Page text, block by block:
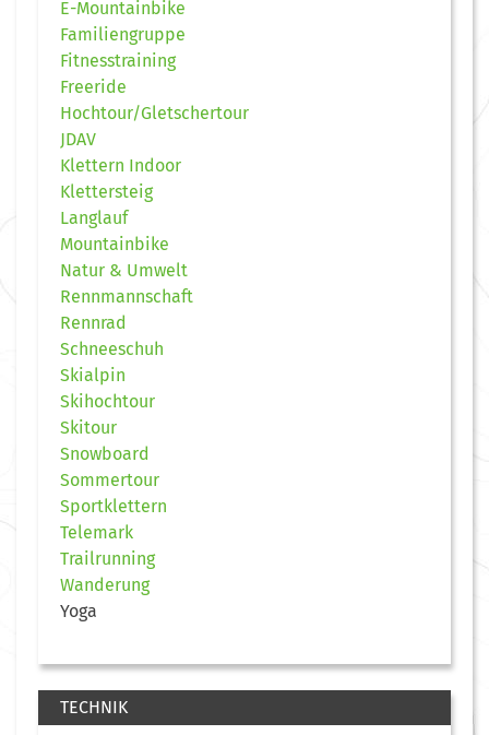
E-Mountainbike
Familiengruppe
Fitnesstraining
Freeride
Hochtour/Gletschertour
JDAV
Klettern Indoor
Klettersteig
Langlauf
Mountainbike
Natur & Umwelt
Rennmannschaft
Rennrad
Schneeschuh
Skialpin
Skihochtour
Skitour
Snowboard
Sommertour
Sportklettern
Telemark
Trailrunning
Wanderung
Yoga
TECHNIK